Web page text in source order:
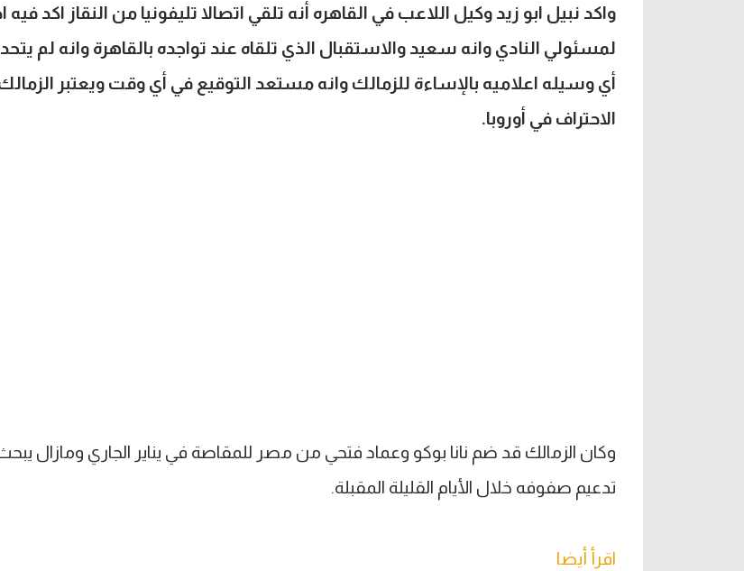
واكد نبيل ابو زيد وكيل اللاعب في القاهره أنه تلقي اتصالا تليفونيا من النقاز اكد فيه
لمسئولي النادي وانه سعيد والاستقبال الذي تلقاه عند تواجده بالقاهرة وانه لم
أي وسيله اعلاميه بالإساءة للزمالك وانه مستعد التوقيع في أي وقت ويعتبر الزمالك
الاحتراف في أوروبا.
وكان الزمالك قد ضم نانا بوكو وعماد فتحي من مصر للمقاصة في يناير الجاري ومازال
تدعيم صفوفه خلال الأيام القليلة المقبلة.
اقرأ أيضا